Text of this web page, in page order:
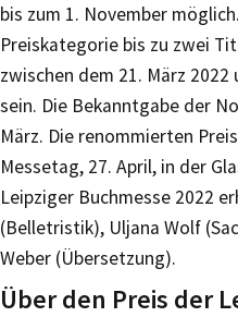
bis zum 1. November
Preiskategorie bis zu zwei
zwischen dem 21. März
sein. Die Bekanntgabe der
März. Die renommierten
Messetag, 27. April, in der
Leipziger Buchmesse 2022
(Belletristik), Uljana Wolf
Weber (Übersetzung).
Über den Preis der